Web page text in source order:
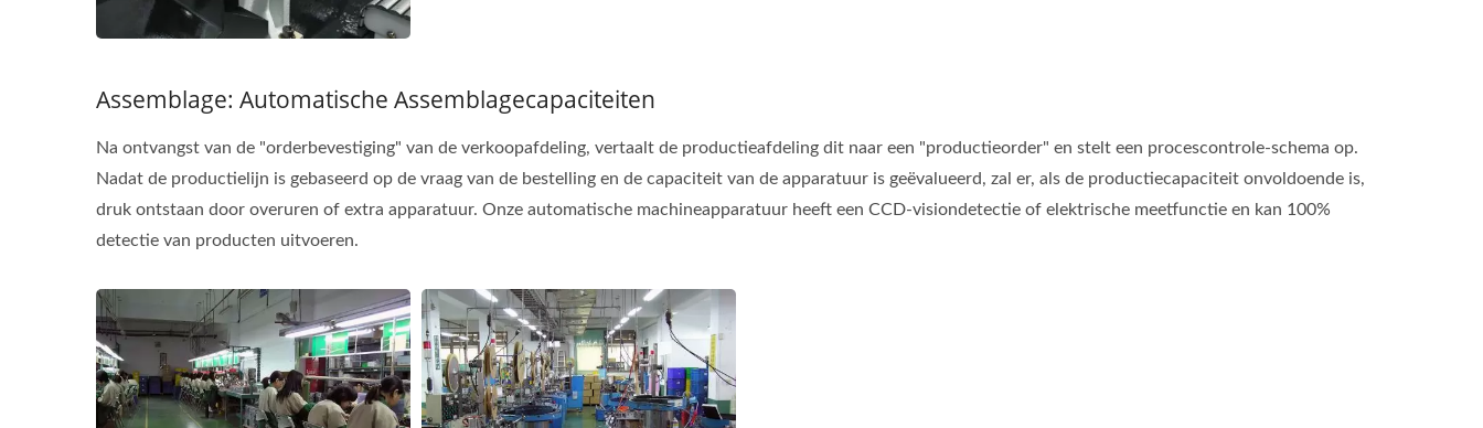
Assemblage: Automatische Assemblagecapaciteiten
Na ontvangst van de "orderbevestiging" van de verkoopafdeling, vertaalt de productieafdeling dit naar een "productieorder" en stelt een procescontrole-schema op.
Nadat de productielijn is gebaseerd op de vraag van de bestelling en de capaciteit van de apparatuur is geëvalueerd, zal er, als de productiecapaciteit onvoldoende is,
druk ontstaan door overuren of extra apparatuur. Onze automatische machineapparatuur heeft een CCD-visiondetectie of elektrische meetfunctie en kan 100%
detectie van producten uitvoeren.